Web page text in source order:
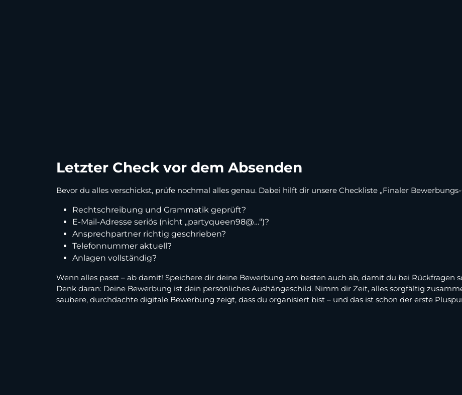
Letzter Check vor dem Absenden
Bevor du alles verschickst, prüfe nochmal alles genau. Dabei hilft dir unsere Checkliste „Finaler Bewerbungs-
Rechtschreibung und Grammatik geprüft?
E-Mail-Adresse seriös (nicht „partyqueen98@…“)?
Ansprechpartner richtig geschrieben?
Telefonnummer aktuell?
Anlagen vollständig?
Wenn alles passt – ab damit! Speichere dir deine Bewerbung am besten auch ab, damit du bei Rückfragen
Denk daran: Deine Bewerbung ist dein persönliches Aushängeschild. Nimm dir Zeit, alles sorgfältig
saubere, durchdachte digitale Bewerbung zeigt, dass du organisiert bist – und das ist schon der erste